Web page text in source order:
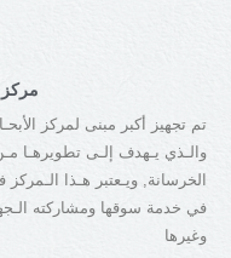
مركز
تم تجهيز أكبر مبنى لمركز
والـذي يـهدف إلـى تطويرهـا
الخرسانة, ويـعتبر هـذا
في خدمة سوقها ومشاركته
وغيرها